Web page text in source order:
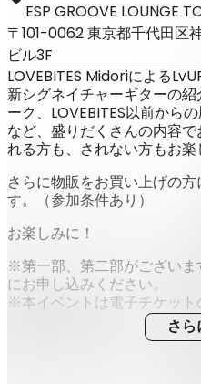
ESP GROOVE LOUNGE
〒101-0062 東京都千代田区
ビル3F
LOVEBITES Midoriによる
新シグネイチャーギターの
ーク、LOVEBITES以前から
など、盛りだくさんの内容
れる方も、されない方もお楽
さらに物販をお買い上げの
す。（参加条件あり）
お楽しみに！
※第一部、第二部がございま
にお申し込みください。
※本イベントは電子チケット
さら